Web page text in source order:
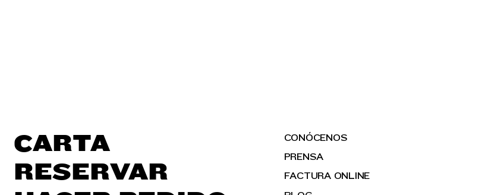
CARTA
RESERVAR
CONÓCENOS
PRENSA
FACTURA ONLINE